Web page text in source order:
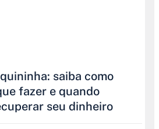
saiba como
fazer e quando
seu dinheiro